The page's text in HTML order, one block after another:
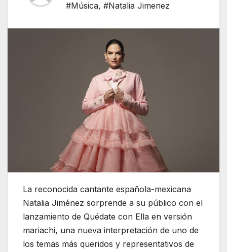
#Música, #Natalia Jimenez
La reconocida cantante española-mexicana
Natalia Jiménez sorprende a su público con el
lanzamiento de Quédate con Ella en versión
mariachi, una nueva interpretación de uno de
los temas más queridos y representativos de